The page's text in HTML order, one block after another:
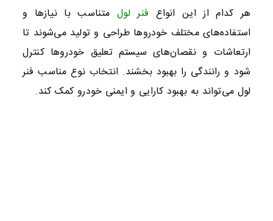
هر کدام از این انواع فنر لولمتناسب با نیازها و
استفاده‌های مختلف خودروها طراحی و تولید می‌شوند تا
ارتعاشات و نقصان‌های سیستم تعلیق خودروها کنترل
شود و رانندگی را بهبود بخشند. انتخاب نوع مناسب فنر
لول می‌تواند به بهبود کارایی و ایمنی خودرو کمک کند.